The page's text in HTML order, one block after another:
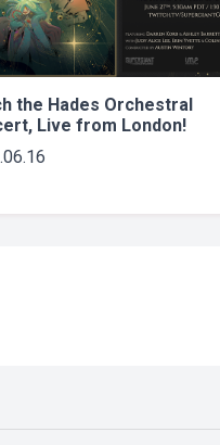
the Hades Orchestral
Live from London!